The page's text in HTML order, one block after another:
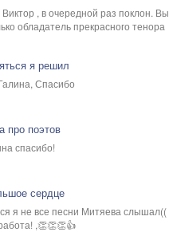
, в очередной раз поклон. Вы
обладатель прекрасного тенора
я решил
Спасибо
про поэтов
спасибо!
сердце
я не все песни Митяева слышал((
,👏👏👏👍